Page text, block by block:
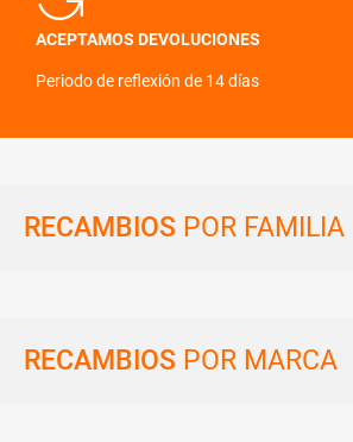
ACEPTAMOS DEVOLUCIONES
Periodo de reflexión de 14 días
RECAMBIOS POR FAMILIA
RECAMBIOS POR MARCA